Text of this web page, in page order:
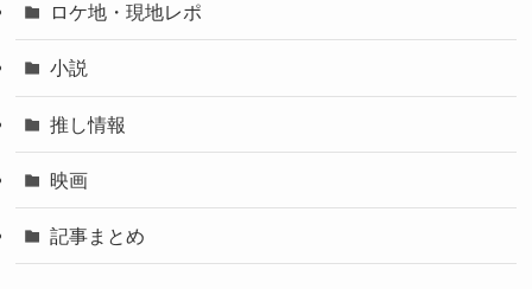
ロケ地・現地レポ
小説
推し情報
映画
記事まとめ